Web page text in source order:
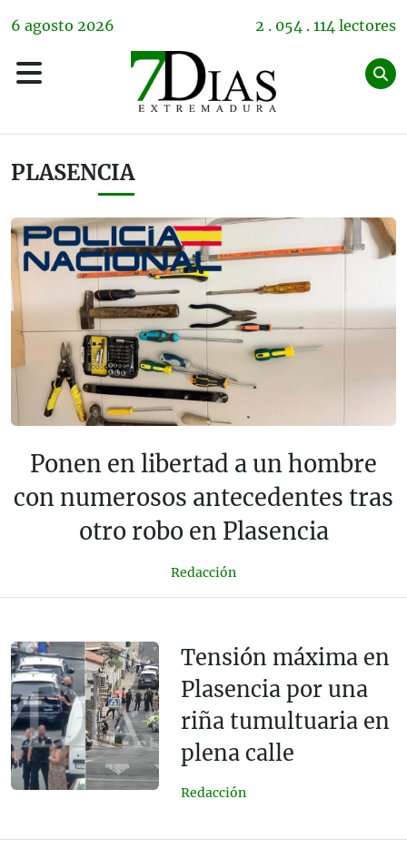
6 agosto 2026 2 . 054 . 114 lectores
PLASENCIA
Ponen en libertad a un hombre
con numerosos antecedentes tras
otro robo en Plasencia
Redacción
Tensión máxima en
Plasencia por una
riña tumultuaria en
plena calle
Redacción